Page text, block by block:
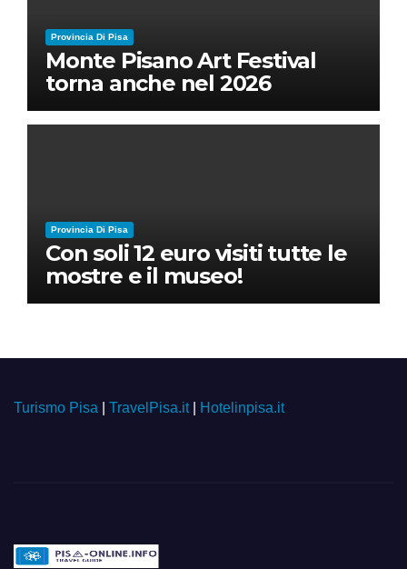
Provincia Di Pisa
Monte Pisano Art Festival
torna anche nel 2026
Provincia Di Pisa
Con soli 12 euro visiti tutte le
mostre e il museo!
Turismo Pisa TravelPisa.it| Hotelinpisa.it